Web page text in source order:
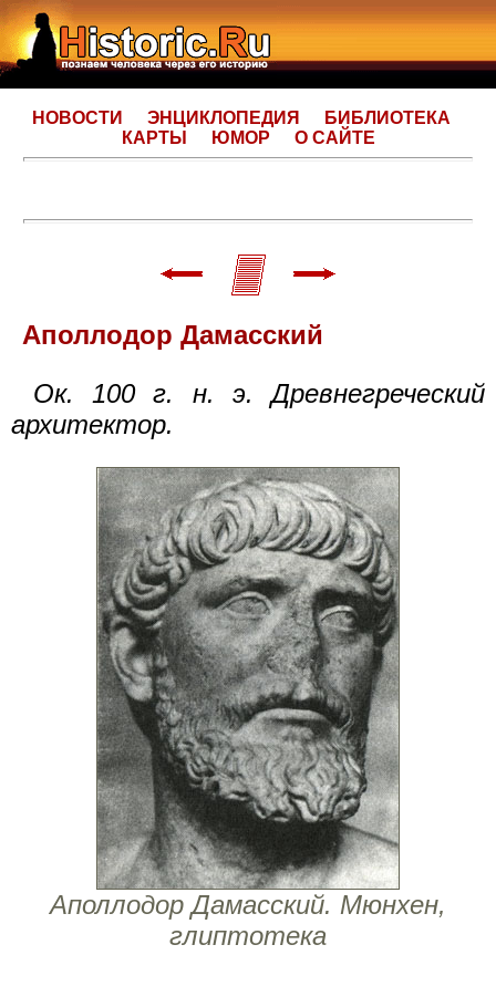
НОВОСТИ ЭНЦИКЛОПЕДИЯ
БИБЛИОТЕКА
КАРТЫ
ЮМОР О САЙТЕ
Аполлодор Дамасский
Ок. 100 г. н. э. Древнегреческий
архитектор.
Аполлодор Дамасский. Мюнхен,
глиптотека